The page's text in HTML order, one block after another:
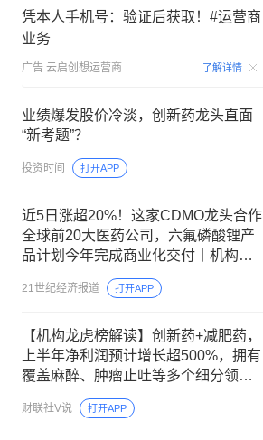
凭本人手机号：验证后获取！#运营商
业务
广告 云启创想运营商 了解详情
业绩爆发股价冷淡，创新药龙头直面
“新考题”？
投资时间 打开APP
近5日涨超20%！这家CDMO龙头合作
全球前20大医药公司，六氟磷酸锂产
品计划今年完成商业化交付丨机构调
21世纪经济报道 打开APP
【机构龙虎榜解读】创新药+减肥药，
上半年净利润预计增长超500%，拥有
覆盖麻醉、肿瘤止吐等多个细分领域
的产品布局，已有环泊酚注射液等4款
1类新药获批上市，机构大额净买入这
财联社V说 打开APP